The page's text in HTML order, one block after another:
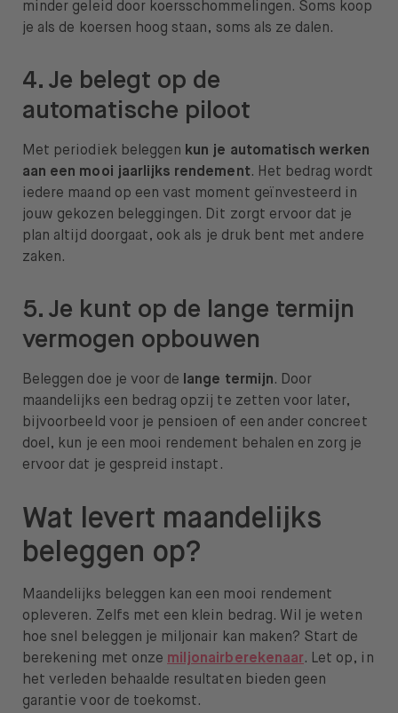
minder geleid door koersschommelingen. Soms koop
je als de koersen hoog staan, soms als ze dalen.
4. Je belegt op de
automatische piloot
Met periodiek beleggen kun je automatisch werken
aan een mooi jaarlijks rendement. Het bedrag wordt
iedere maand op een vast moment geïnvesteerd in
jouw gekozen beleggingen. Dit zorgt ervoor dat je
plan altijd doorgaat, ook als je druk bent met andere
zaken.
5. Je kunt op de lange termijn
vermogen opbouwen
Beleggen doe je voor de lange termijn. Door
maandelijks een bedrag opzij te zetten voor later,
bijvoorbeeld voor je pensioen of een ander concreet
doel, kun je een mooi rendement behalen en zorg je
ervoor dat je gespreid instapt.
Wat levert maandelijks
beleggen op?
Maandelijks beleggen kan een mooi rendement
opleveren. Zelfs met een klein bedrag. Wil je weten
hoe snel beleggen je miljonair kan maken? Start de
berekening met onze miljonairberekenaar. Let op, in
het verleden behaalde resultaten bieden geen
garantie voor de toekomst.